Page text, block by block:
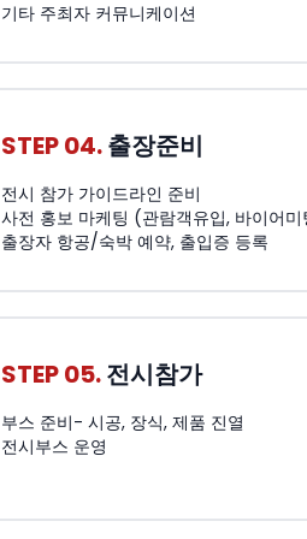
기타 주최자 커뮤니케이션
STEP 04.출장준비
전시 참가 가이드라인 준비
사전 홍보 마케팅 (관람객유입, 바이어
출장자 항공/숙박 예약, 출입증 등록
STEP 05.전시참가
부스 준비- 시공, 장식, 제품 진열
전시부스 운영